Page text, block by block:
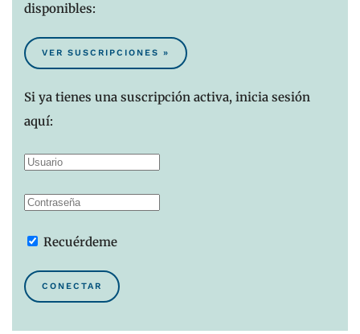
disponibles:
VER SUSCRIPCIONES »
Si ya tienes una suscripción activa, inicia sesión
aquí:
Recuérdeme
CONECTAR